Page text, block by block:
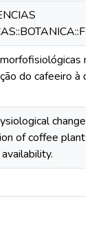
do cafeeiro à
of coffee